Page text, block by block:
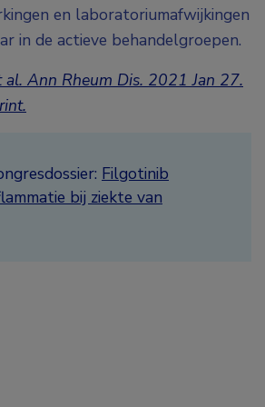
en laboratoriumafwijkingen
in de actieve behandelgroepen.
al. Ann Rheum Dis. 2021 Jan 27.
Filgotinib
bij ziekte van